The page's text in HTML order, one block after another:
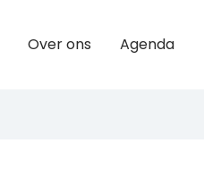
Over ons Agenda